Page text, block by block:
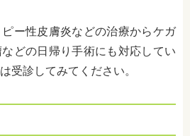
ー性皮膚炎などの治療からケガ
どの日帰り手術にも対応してい
受診してみてください。